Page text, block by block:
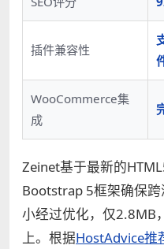
插件兼容性
WooCommerce集
成
Zeinet基于最新的
Bootstrap 5框架确保
小经过优化，仅2.8MB
上。根据HostAdvice推